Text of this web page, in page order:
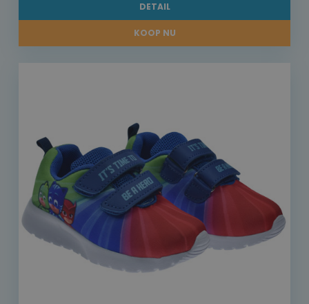
DETAIL
KOOP NU